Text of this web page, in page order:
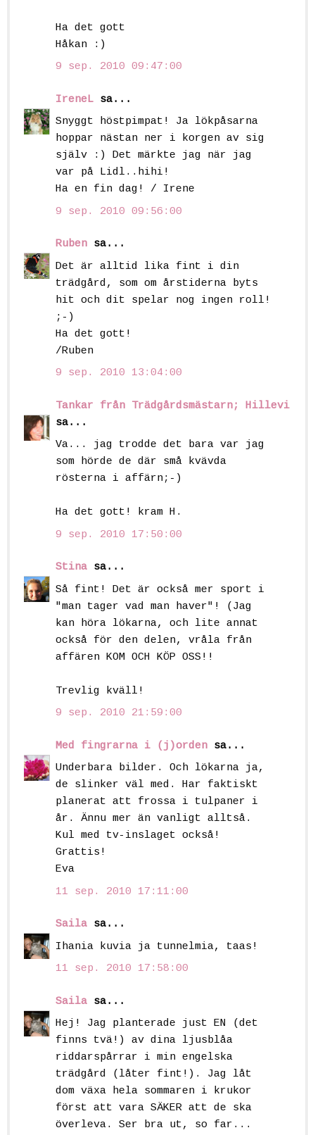
Ha det gott
Håkan :)
9 sep. 2010 09:47:00
IreneL sa...
Snyggt höstpimpat! Ja lökpåsarna
hoppar nästan ner i korgen av sig
själv :) Det märkte jag när jag
var på Lidl..hihi!
Ha en fin dag! / Irene
9 sep. 2010 09:56:00
Ruben sa...
Det är alltid lika fint i din
trädgård, som om årstiderna byts
hit och dit spelar nog ingen roll!
;-)
Ha det gott!
/Ruben
9 sep. 2010 13:04:00
Tankar från Trädgårdsmästarn; Hillevi
sa...
Va... jag trodde det bara var jag
som hörde de där små kvävda
rösterna i affärn;-)
Ha det gott! kram H.
9 sep. 2010 17:50:00
Stina sa...
Så fint! Det är också mer sport i
"man tager vad man haver"! (Jag
kan höra lökarna, och lite annat
också för den delen, vråla från
affären KOM OCH KÖP OSS!!
Trevlig kväll!
9 sep. 2010 21:59:00
Med fingrarna i (j)orden sa...
Underbara bilder. Och lökarna ja,
de slinker väl med. Har faktiskt
planerat att frossa i tulpaner i
år. Ännu mer än vanligt alltså.
Kul med tv-inslaget också!
Grattis!
Eva
11 sep. 2010 17:11:00
Saila sa...
Ihania kuvia ja tunnelmia, taas!
11 sep. 2010 17:58:00
Saila sa...
Hej! Jag planterade just EN (det
finns tvä!) av dina ljusblåa
riddarspårrar i min engelska
trädgård (låter fint!). Jag låt
dom växa hela sommaren i krukor
först att vara SÄKER att de ska
överleva. Ser bra ut, so far...